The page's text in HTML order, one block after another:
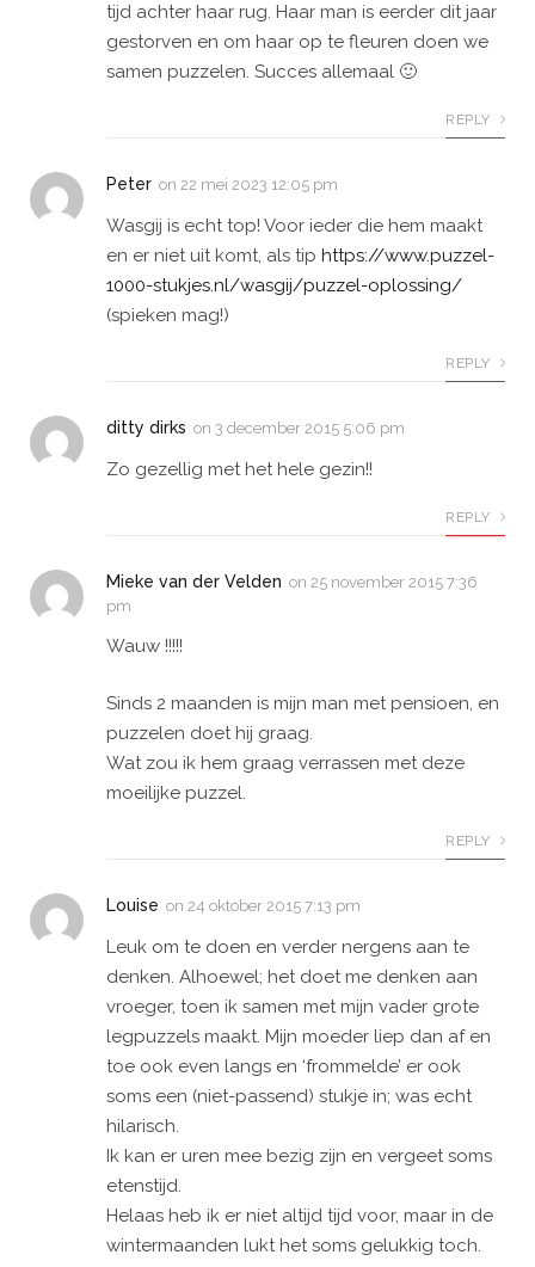
tijd achter haar rug. Haar man is eerder dit jaar
gestorven en om haar op te fleuren doen we
samen puzzelen. Succes allemaal 🙂
REPLY
Peter on 22 mei 2023 12:05 pm
Wasgij is echt top! Voor ieder die hem maakt
en er niet uit komt, als tip https://www.puzzel-
1000-stukjes.nl/wasgij/puzzel-oplossing/
(spieken mag!)
REPLY
ditty dirks on 3 december 2015 5:06 pm
Zo gezellig met het hele gezin!!
REPLY
Mieke van der Velden on 25 november 2015 7:36
pm
Wauw !!!!!
Sinds 2 maanden is mijn man met pensioen, en
puzzelen doet hij graag.
Wat zou ik hem graag verrassen met deze
moeilijke puzzel.
REPLY
Louise on 24 oktober 2015 7:13 pm
Leuk om te doen en verder nergens aan te
denken. Alhoewel; het doet me denken aan
vroeger, toen ik samen met mijn vader grote
legpuzzels maakt. Mijn moeder liep dan af en
toe ook even langs en ‘frommelde’ er ook
soms een (niet-passend) stukje in; was echt
hilarisch.
Ik kan er uren mee bezig zijn en vergeet soms
etenstijd.
Helaas heb ik er niet altijd tijd voor, maar in de
wintermaanden lukt het soms gelukkig toch.